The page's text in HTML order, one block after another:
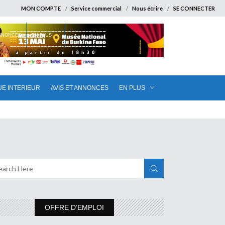
MON COMPTE Service commercial Nous écrire SE CONNECTER
INTERIEUR AVIS ET ANNONCES EN PLUS
EN PLUS
OFFRE D’EMPLOI